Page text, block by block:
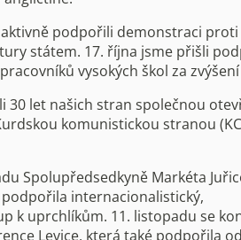
podpořili demonstraci proti
státem. 17. října jsme přišli
vysokých škol za
30 let našich stran společnou
komunistickou stranou
Spolupředsedkyně Markéta
internacionalistický,
k uprchlíkům. 11. listopadu se
Levice, která také podpořila